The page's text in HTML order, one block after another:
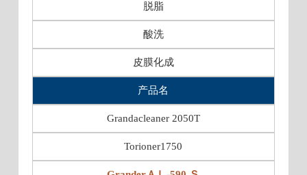
脱脂
酸洗
皮膜化成
产品名
Grandacleaner 2050T
Torioner1750